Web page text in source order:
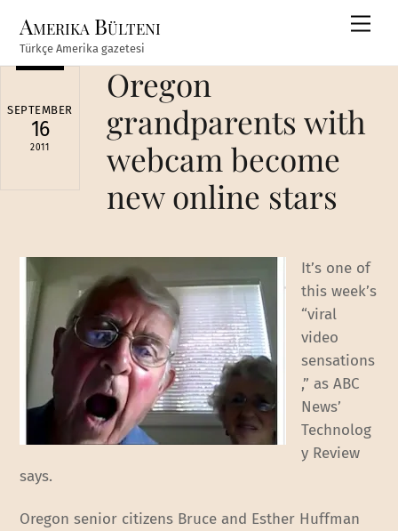
content
Amerika Bülteni
Türkçe Amerika gazetesi
SEPTEMBER
16
2011
Oregon
grandparents with
webcam become
new online stars
It’s one of
this week’s
“viral
video
sensations
,” as ABC
News’
Technolog
y Review
says.
Oregon senior citizens Bruce and Esther Huffman